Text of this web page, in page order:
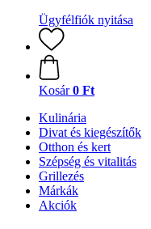
Ügyfélfiók nyitása
Kosár 0 Ft
Kulinária
Divat és kiegészítők
Otthon és kert
Szépség és vitalitás
Grillezés
Márkák
Akciók